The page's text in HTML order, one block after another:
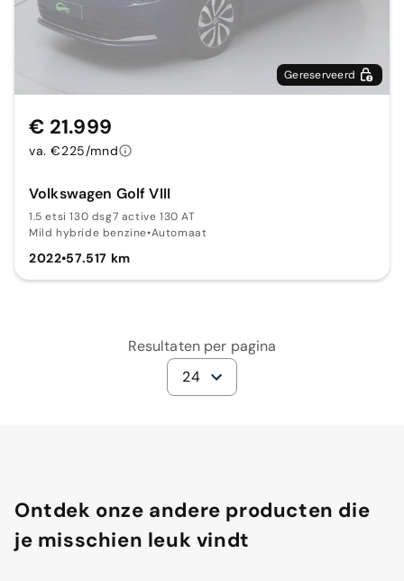
Gereserveerd
Volkswagen Golf VIII
1.5 etsi 130 dsg7 active 130 AT
Mild hybride benzine•Automaat
2022•57.517 km
€ 21.999
va. €225/mnd
Resultaten per pagina
24
Ontdek onze andere producten die
je misschien leuk vindt